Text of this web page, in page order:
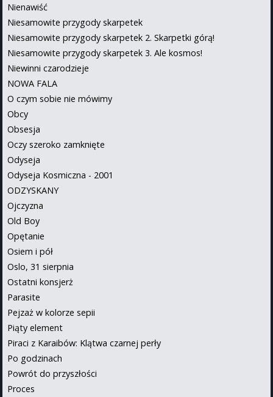
Nienawiść
Niesamowite przygody skarpetek
Niesamowite przygody skarpetek 2. Skarpetki górą!
Niesamowite przygody skarpetek 3. Ale kosmos!
Niewinni czarodzieje
NOWA FALA
O czym sobie nie mówimy
Obcy
Obsesja
Oczy szeroko zamknięte
Odyseja
Odyseja Kosmiczna - 2001
ODZYSKANY
Ojczyzna
Old Boy
Opętanie
Osiem i pół
Oslo, 31 sierpnia
Ostatni konsjerż
Parasite
Pejzaż w kolorze sepii
Piąty element
Piraci z Karaibów: Klątwa czarnej perły
Po godzinach
Powrót do przyszłości
Proces